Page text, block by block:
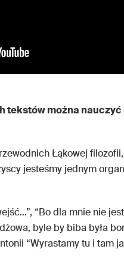
tekstów można
Łąkowej
jesteśmy jednym
“Bo dla mnie nie
byle by biba była
“Wyrastamy tu i tam